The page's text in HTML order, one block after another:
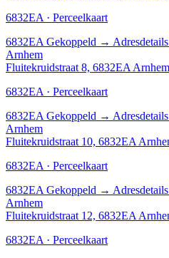
6832EA · Perceelkaart
6832EA Gekoppeld →
Arnhem
Fluitekruidstraat 8, 6832EA Arnhem
6832EA · Perceelkaart
6832EA Gekoppeld →
Arnhem
Fluitekruidstraat 10, 6832EA
6832EA · Perceelkaart
6832EA Gekoppeld →
Arnhem
Fluitekruidstraat 12, 6832EA
6832EA · Perceelkaart